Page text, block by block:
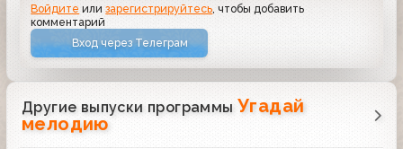
Войдите илизарегистрируйтесь , чтобы добавить
комментарий
Вход через Телеграм
Другие выпуски программы Угадай
мелодию